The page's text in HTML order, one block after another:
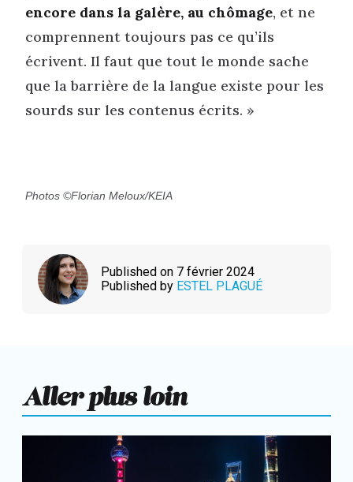
encore dans la galère, au chômage, et ne
comprennent toujours pas ce qu’ils
écrivent. Il faut que tout le monde sache
que la barrière de la langue existe pour les
sourds sur les contenus écrits. »
Photos ©Florian Meloux/KEIA
Published on 7 février 2024
Published by ESTEL PLAGUÉ
Aller plus loin